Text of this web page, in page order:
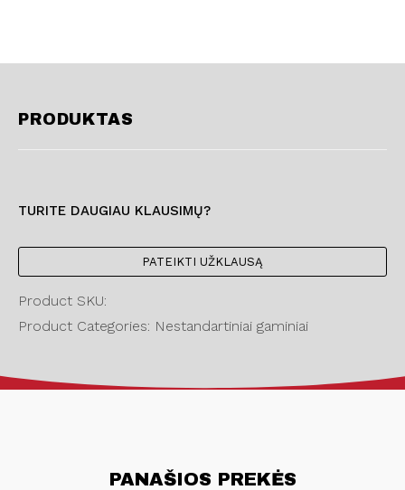
PRODUKTAS
TURITE DAUGIAU KLAUSIMŲ?
PATEIKTI UŽKLAUSĄ
Product SKU:
Product Categories: Nestandartiniai gaminiai
PANAŠIOS PREKĖS